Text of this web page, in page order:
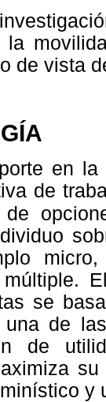
la
de vista
en
de
se
de
de
y